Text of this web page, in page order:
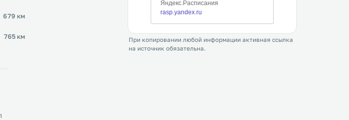
679 км
765 км
При копировании любой информации активная ссылка
на источник обязательна.